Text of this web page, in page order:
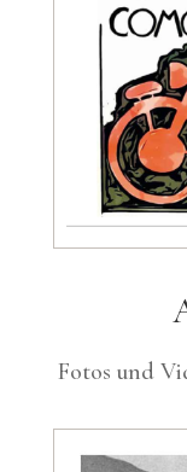
Fotos und